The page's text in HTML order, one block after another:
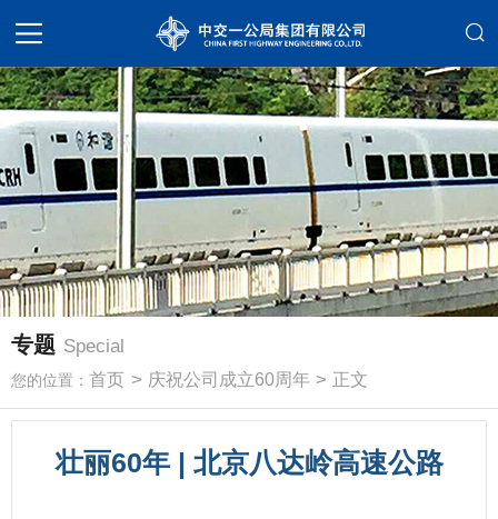
专题 Special
您的位置： 首页 > 庆祝公司成立60周年 > 正文
壮丽60年 | 北京八达岭高速公路